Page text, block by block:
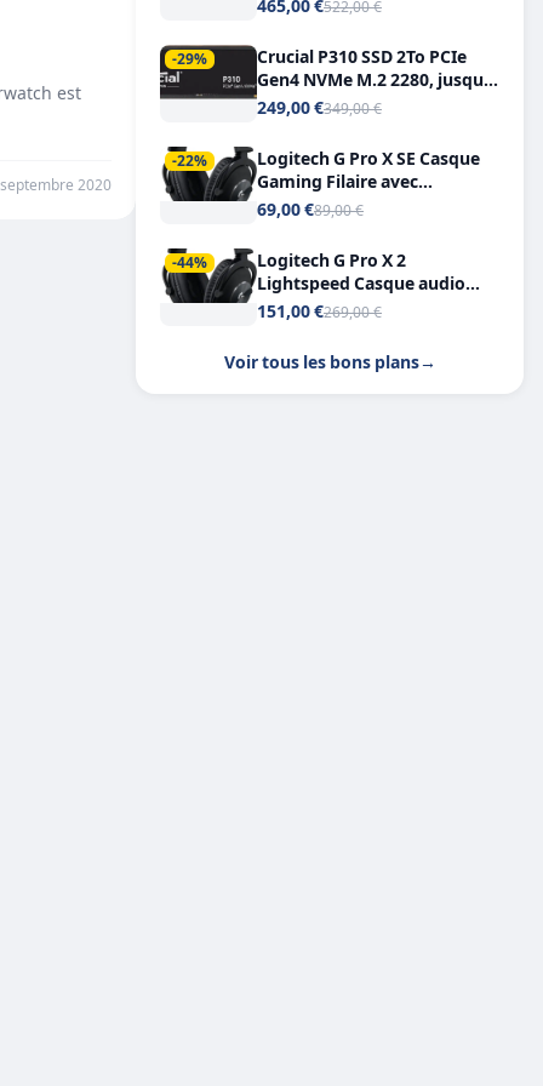
est
2020
465,00 €522,00 €
-29%
Crucial P310 SSD 2To PCIe
Gen4 NVMe M.2 2280, jusqu’à
7.100 Mo/s
249,00 €349,00 €
-22%
Logitech G Pro X SE Casque
Gaming Filaire avec
Microphone Micro
7.1
69,00 €89,00 €
-44%
Logitech G Pro X 2
Lightspeed Casque audio
bluetooth
151,00 €269,00 €
Voir tous les bons plans→